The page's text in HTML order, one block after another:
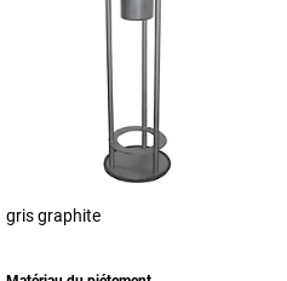
gris graphite